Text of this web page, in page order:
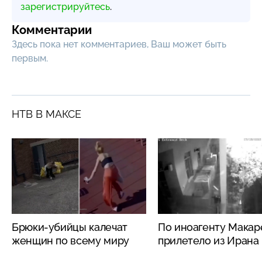
зарегистрируйтесь.
Комментарии
Здесь пока нет комментариев, Ваш может быть
первым.
НТВ В МАКСЕ
Брюки-убийцы калечат
женщин по всему миру
По иноагенту
прилетело из Ирана